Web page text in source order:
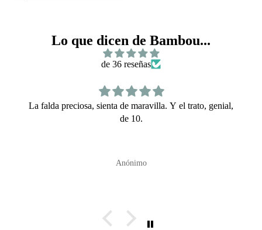
Lo que dicen de Bambou...
de 36 reseñas
La falda preciosa, sienta de maravilla. Y el trato, genial,
de 10.
Anónimo